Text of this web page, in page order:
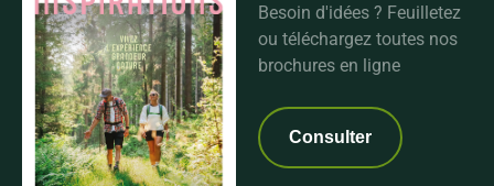
Besoin d'idées ? Feuilletez
ou téléchargez toutes nos
brochures en ligne
Consulter